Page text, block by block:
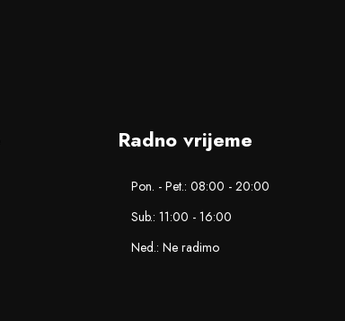
Radno vrijeme
Pon. - Pet.: 08:00 - 20:00
Sub.: 11:00 - 16:00
Ned.: Ne radimo